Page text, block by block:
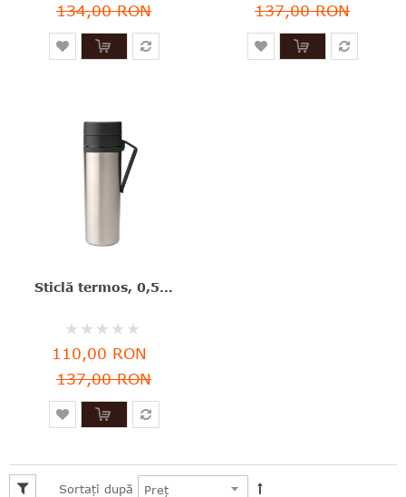
134,00 RON 137,00 RON
Sticlă termos, 0,5l, inox, Make&Take, Brabantia-8710755228643
Rating:
0%
110,00 RON
137,00 RON
Sortați după